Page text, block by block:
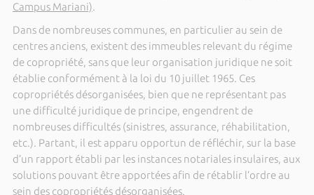
Campus Mariani).
Dans de nombreuses communes, en particulier au sein de
centres anciens, existent des immeubles relevant du régime
de copropriété, sans que leur organisation juridique ne soit
établie conformément à la loi du 10 juillet 1965. Ces
copropriétés désorganisées, bien que ne représentant pas
une difficulté juridique de principe, engendrent de
nombreuses difficultés (sinistres, assurance, réhabilitation,
etc.). Partant, il est apparu opportun de réfléchir, sur la base
d’un rapport établi par les instances notariales insulaires, aux
solutions pouvant être apportées afin de rétablir l’ordre au
sein des copropriétés désorganisées.